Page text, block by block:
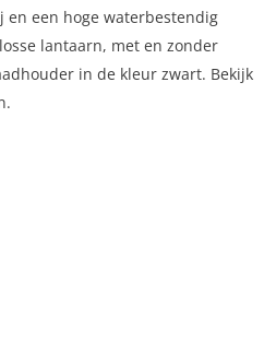
en een hoge waterbestendig
lantaarn, met en zonder
in de kleur zwart. Bekijk